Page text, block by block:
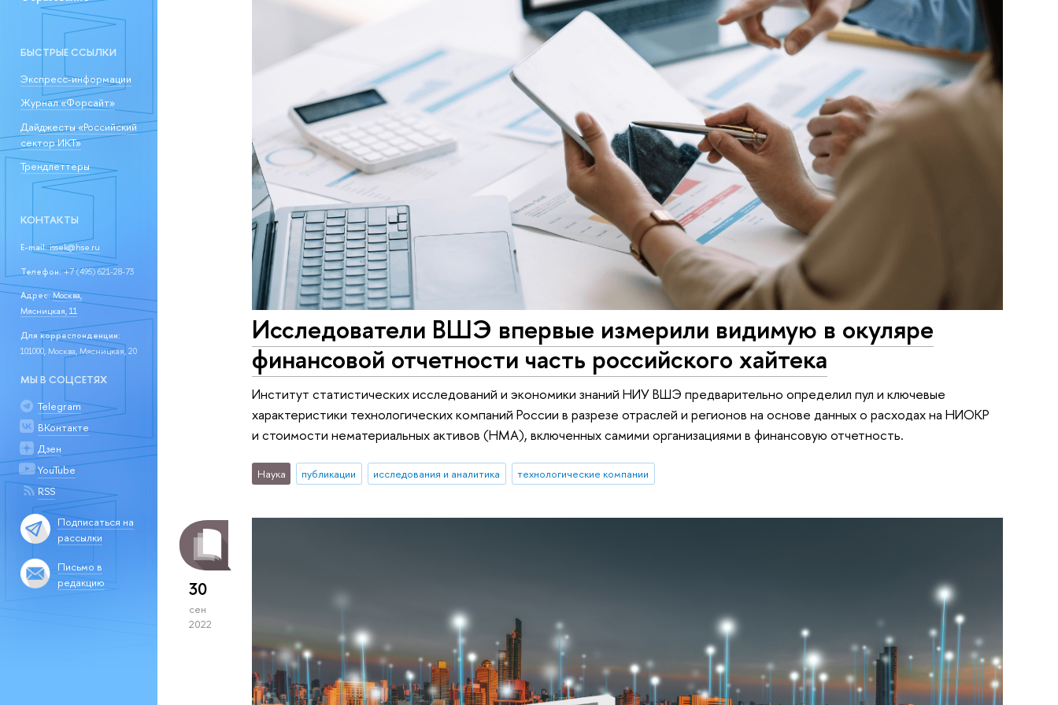
БЫСТРЫЕ ССЫЛКИ
Экспресс-информации
Журнал «Форсайт»
Дайджесты «Российский
сектор ИКТ»
Трендлеттеры
КОНТАКТЫ
E-mail:issek@hse.ru
Телефон:+7 (495) 621-28-73
Адрес: Москва,
Мясницкая, 11
Для корреспонденции:
101000, Москва, Мясницкая, 20
МЫ В СОЦСЕТЯХ
Telegram
ВКонтакте
Дзен
YouTube
RSS
Подписаться на
рассылки
Письмо в
редакцию
Исследователи ВШЭ впервые измерили видимую в окуляре
финансовой отчетности часть российского хайтека
Институт статистических исследований и экономики знаний НИУ ВШЭ предварительно определил пул и ключевые
характеристики технологических компаний России в разрезе отраслей и регионов на основе данных о расходах на НИОКР
и стоимости нематериальных активов (НМА), включенных самими организациями в финансовую отчетность.
Наука публикации исследования и аналитика технологические компании
30
сен
2022